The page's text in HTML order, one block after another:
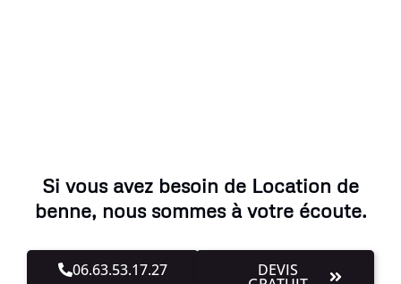
Si vous avez besoin de Location de
benne, nous sommes à votre écoute.
06.63.53.17.27 DEVIS